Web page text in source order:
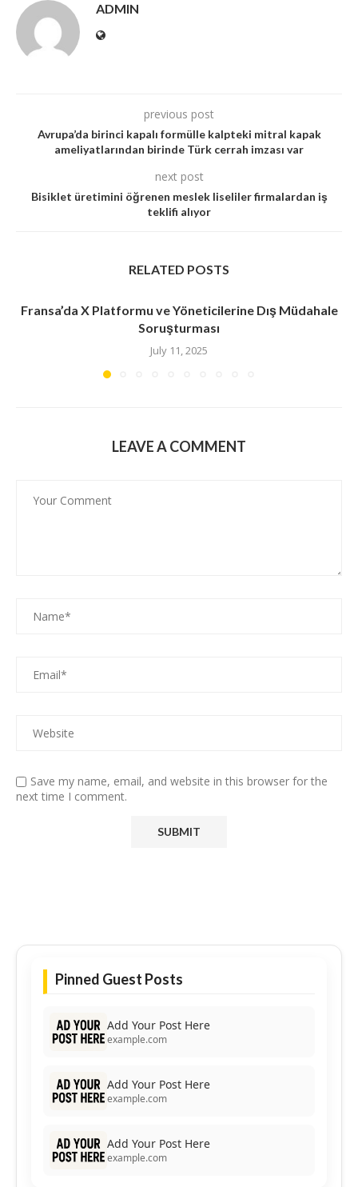
ADMIN
previous post
Avrupa’da birinci kapalı formülle kalpteki mitral kapak
ameliyatlarından birinde Türk cerrah imzası var
next post
Bisiklet üretimini öğrenen meslek liseliler firmalardan iş
teklifi alıyor
RELATED POSTS
Fransa’da X Platformu ve Yöneticilerine Dış Müdahale
Soruşturması
July 11, 2025
LEAVE A COMMENT
Save my name, email, and website in this browser for the
next time I comment.
Pinned Guest Posts
Add Your Post Here
example.com
Add Your Post Here
example.com
Add Your Post Here
example.com